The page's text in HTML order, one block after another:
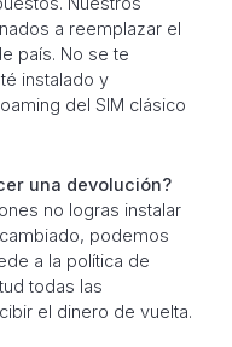
a reemplazar el
país. No se te
instalado y
del SIM clásico
una devolución?
no logras instalar
podemos
a la política de
todas las
el dinero de vuelta.